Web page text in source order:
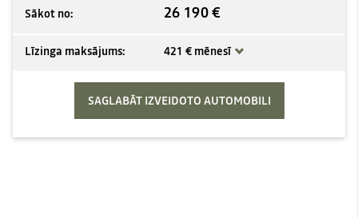
Sākot no: 26 190 €
Līzinga maksājums: 421 € mēnesī
SAGLABĀT IZVEIDOTO AUTOMOBILI